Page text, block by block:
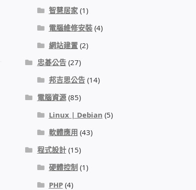
智慧居家(1)
電腦維修安裝(4)
網站建置(2)
忠碁公告(27)
邦吉思公告(14)
電腦資源(85)
Linux | Debian (5)
軟體應用 (43)
程式設計(15)
硬體控制(1)
PHP(4)